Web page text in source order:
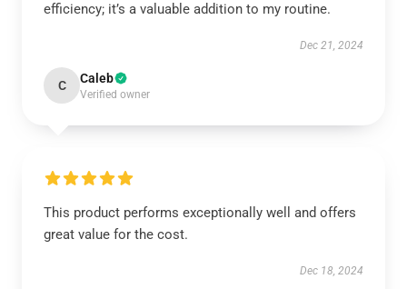
efficiency; it’s a valuable addition to my routine.
Dec 21, 2024
C Caleb
Verified owner
This product performs exceptionally well and offers
great value for the cost.
Dec 18, 2024